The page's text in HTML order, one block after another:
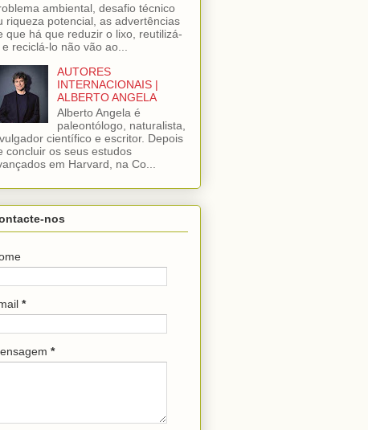
ambiental, desafio técnico
riqueza potencial, as advertências
que há que reduzir o lixo, reutilizá-
e reciclá-lo não vão ao...
AUTORES
INTERNACIONAIS |
ALBERTO ANGELA
Alberto Angela é
paleontólogo, naturalista,
científico e escritor. Depois
concluir os seus estudos
em Harvard, na Co...
nos
*
*